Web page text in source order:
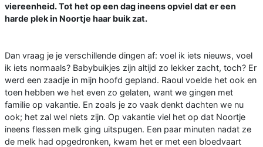
viereenheid. Tot het op een dag ineens opviel dat er een
harde plek in Noortje haar buik zat.
Dan vraag je je verschillende dingen af: voel ik iets nieuws, voel
ik iets normaals? Babybuikjes zijn altijd zo lekker zacht, toch? Er
werd een zaadje in mijn hoofd gepland. Raoul voelde het ook en
toen hebben we het even zo gelaten, want we gingen met
familie op vakantie. En zoals je zo vaak denkt dachten we nu
ook; het zal wel niets zijn. Op vakantie viel het op dat Noortje
ineens flessen melk ging uitspugen. Een paar minuten nadat ze
de melk had opgedronken, kwam het er met een bloedvaart